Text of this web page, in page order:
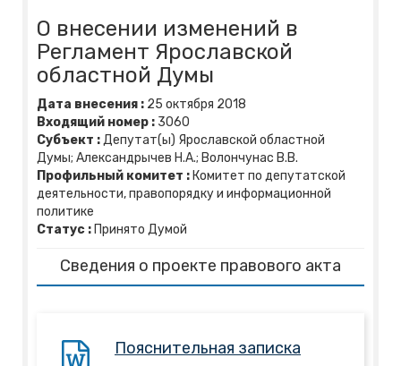
О внесении изменений в
Регламент Ярославской
областной Думы
Дата внесения : 25 октября 2018
Входящий номер : 3060
Субъект :Депутат(ы) Ярославской областной
Думы; Александрычев Н.А.; Волончунас В.В.
Профильный комитет : Комитет по депутатской
деятельности, правопорядку и информационной
политике
Статус : Принято Думой
Сведения о проекте правового акта
Пояснительная записка